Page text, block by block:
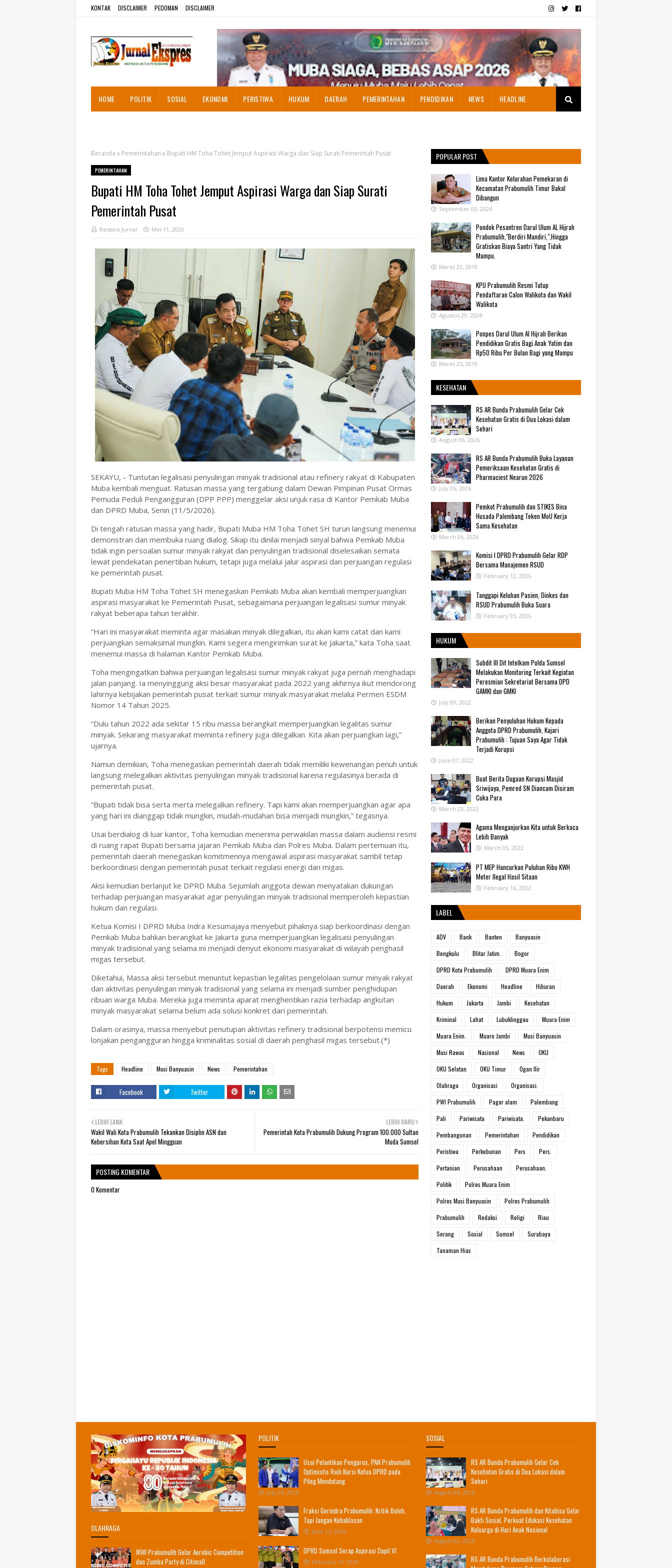
KONTAK DISCLAIMER PEDOMAN DISCLAIMER
HOME POLITIK SOSIAL EKONOMI PERISTIWA HUKUM DAERAH PEMERINTAHAN PENDIDIKAN NEWS HEADLINE
Beranda Pemerintahan Bupati HM Toha Tohet Jemput Aspirasi Warga dan Siap Surati Pemerintah Pusat
PEMERINTAHAN
Bupati HM Toha Tohet Jemput Aspirasi Warga dan Siap Surati
Pemerintah Pusat
Redaksi Jurnal Mei 11, 2026
SEKAYU, - Tuntutan legalisasi penyulingan minyak tradisional atau refinery rakyat di Kabupaten
Muba kembali menguat. Ratusan massa yang tergabung dalam Dewan Pimpinan Pusat Ormas
Pemuda Peduli Pengangguran (DPP PPP) menggelar aksi unjuk rasa di Kantor Pemkab Muba
dan DPRD Muba, Senin (11/5/2026).
Di tengah ratusan massa yang hadir, Bupati Muba HM Toha Tohet SH turun langsung menemui
demonstran dan membuka ruang dialog. Sikap itu dinilai menjadi sinyal bahwa Pemkab Muba
tidak ingin persoalan sumur minyak rakyat dan penyulingan tradisional diselesaikan semata
lewat pendekatan penertiban hukum, tetapi juga melalui jalur aspirasi dan perjuangan regulasi
ke pemerintah pusat.
Bupati Muba HM Toha Tohet SH menegaskan Pemkab Muba akan kembali memperjuangkan
aspirasi masyarakat ke Pemerintah Pusat, sebagaimana perjuangan legalisasi sumur minyak
rakyat beberapa tahun terakhir.
“Hari ini masyarakat meminta agar masakan minyak dilegalkan, itu akan kami catat dan kami
perjuangkan semaksimal mungkin. Kami segera mengirimkan surat ke Jakarta,” kata Toha saat
menemui massa di halaman Kantor Pemkab Muba.
Toha mengingatkan bahwa perjuangan legalisasi sumur minyak rakyat juga pernah menghadapi
jalan panjang. Ia menyinggung aksi besar masyarakat pada 2022 yang akhirnya ikut mendorong
lahirnya kebijakan pemerintah pusat terkait sumur minyak masyarakat melalui Permen ESDM
Nomor 14 Tahun 2025.
“Dulu tahun 2022 ada sekitar 15 ribu massa berangkat memperjuangkan legalitas sumur
minyak. Sekarang masyarakat meminta refinery juga dilegalkan. Kita akan perjuangkan lagi,”
ujarnya.
Namun demikian, Toha menegaskan pemerintah daerah tidak memiliki kewenangan penuh untuk
langsung melegalkan aktivitas penyulingan minyak tradisional karena regulasinya berada di
pemerintah pusat.
“Bupati tidak bisa serta merta melegalkan refinery. Tapi kami akan memperjuangkan agar apa
yang hari ini dianggap tidak mungkin, mudah-mudahan bisa menjadi mungkin,” tegasnya.
Usai berdialog di luar kantor, Toha kemudian menerima perwakilan massa dalam audiensi resmi
di ruang rapat Bupati bersama jajaran Pemkab Muba dan Polres Muba. Dalam pertemuan itu,
pemerintah daerah menegaskan komitmennya mengawal aspirasi masyarakat sambil tetap
berkoordinasi dengan pemerintah pusat terkait regulasi energi dan migas.
Aksi kemudian berlanjut ke DPRD Muba. Sejumlah anggota dewan menyatakan dukungan
terhadap perjuangan masyarakat agar penyulingan minyak tradisional memperoleh kepastian
hukum dan regulasi.
Ketua Komisi I DPRD Muba Indra Kesumajaya menyebut pihaknya siap berkoordinasi dengan
Pemkab Muba bahkan berangkat ke Jakarta guna memperjuangkan legalisasi penyulingan
minyak tradisional yang selama ini menjadi denyut ekonomi masyarakat di wilayah penghasil
migas tersebut.
Diketahui, Massa aksi tersebut menuntut kepastian legalitas pengelolaan sumur minyak rakyat
dan aktivitas penyulingan minyak tradisional yang selama ini menjadi sumber penghidupan
ribuan warga Muba. Mereka juga meminta aparat menghentikan razia terhadap angkutan
minyak masyarakat selama belum ada solusi konkret dari pemerintah.
Dalam orasinya, massa menyebut penutupan aktivitas refinery tradisional berpotensi memicu
lonjakan pengangguran hingga kriminalitas sosial di daerah penghasil migas tersebut.(*)
Tags Headline Musi Banyuasin News Pemerintahan
Facebook Twitter
LEBIH BARU
Pemerintah Kota Prabumulih Dukung Program 100.000 Sultan
Muda Sumsel
LEBIH LAMA
Wakil Wali Kota Prabumulih Tekankan Disiplin ASN dan
Kebersihan Kota Saat Apel Mingguan
POSTING KOMENTAR
0 Komentar
POPULAR POST
Lima Kantor Kelurahan Pemekaran di
Kecamatan Prabumulih Timur Bakal
Dibangun
September 03, 2024
Pondok Pesantren Darul Ulum AL Hijrah
Prabumulih,"Berdiri Mandiri,",Hingga
Gratiskan Biaya Santri Yang Tidak
Mampu.
Maret 23, 2019
KPU Prabumulih Resmi Tutup
Pendaftaran Calon Walikota dan Wakil
Walikota
Agustus 29, 2024
Ponpes Darul Ulum Al Hijrah Berikan
Pendidikan Gratis Bagi Anak Yatim dan
Rp50 Ribu Per Bulan Bagi yang Mampu
Maret 25, 2019
KESEHATAN
RS AR Bunda Prabumulih Gelar Cek
Kesehatan Gratis di Dua Lokasi dalam
Sehari
August 06, 2026
RS AR Bunda Prabumulih Buka Layanan
Pemeriksaan Kesehatan Gratis di
Pharmaciest Nearun 2026
July 05, 2026
Pemkot Prabumulih dan STIKES Bina
Husada Palembang Teken MoU Kerja
Sama Kesehatan
March 06, 2026
Komisi I DPRD Prabumulih Gelar RDP
Bersama Manajemen RSUD
February 12, 2026
Tanggapi Keluhan Pasien, Dinkes dan
RSUD Prabumulih Buka Suara
February 05, 2026
HUKUM
Subdit III Dit Intelkam Polda Sumsel
Melakukan Monitoring Terkait Kegiatan
Peresmian Sekretariat Bersama DPD
GAMKI dan GMKI
July 09, 2022
Berikan Penyuluhan Hukum Kepada
Anggota DPRD Prabumulih, Kajari
Prabumulih : Tujuan Saya Agar Tidak
Terjadi Korupsi
June 07, 2022
Buat Berita Dugaan Korupsi Masjid
Sriwijaya, Pemred SN Diancam Disiram
Cuka Para
March 23, 2022
Agama Menganjurkan Kita untuk Berkaca
Lebih Banyak
March 05, 2022
PT MEP Hancurkan Puluhan Ribu KWH
Meter Ilegal Hasil Sitaan
February 16, 2022
LABEL
ADV Bank Banten
Banyuasin
Bengkulu
Blitar Jatim.
Bogor
DPRD Kota Prabumulih
DPRD Muara Enim
Daerah
Ekonomi Headline
Hiburan
Hukum
Jakarta Jambi
Kesehatan
Kriminal
Lahat Lubuklinggau
Muara Enim
Muara Enim.
Muaro Jambi
Musi Banyuasin
Musi Rawas
Nasional News
OKU
OKU Selatan
OKU Timur
Ogan Ilir
Olahraga
Organisasi
Organisasi.
PWI Prabumulih
Pagar alam
Palembang
Pali
Pariwisata Pariwisata.
Pekanbaru
Pembangunan
Pemerintahan
Pendidikan
Peristiwa
Perkebunan Pers
Pers.
Pertanian
Perusahaan
Perusahaan.
Politik
Polres Muara Enim
Polres Musi Banyuasin
Polres Prabumulih
Prabumulih
Redaksi Religi
Riau
Serang
Sosial Sumsel
Surabaya
Tanaman Hias
OLAHRAGA
IKWI Prabumulih Gelar Aerobic Competition
dan Zumba Party di Citimall
POLITIK
Usai Pelantikan Pengurus, PAN Prabumulih
Optimistis Raih Kursi Ketua DPRD pada
Pileg Mendatang
July 26, 2026
Fraksi Gerindra Prabumulih: Kritik Boleh,
Tapi Jangan Kebablasan
June 15, 2026
DPRD Sumsel Serap Aspirasi Dapil VI
February 16, 2026
SOSIAL
RS AR Bunda Prabumulih Gelar Cek
Kesehatan Gratis di Dua Lokasi dalam
Sehari
August 06, 2026
RS AR Bunda Prabumulih dan Kitabisa Gelar
Bakti Sosial, Perkuat Edukasi Kesehatan
Keluarga di Hari Anak Nasional
August 02, 2026
RS AR Bunda Prabumulih Berkolaborasi